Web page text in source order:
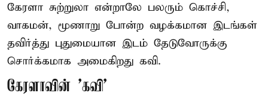
கேரளா சுற்றுலா என்றாலே பலரும் கொச்சி,
வாகமன், மூணாறு போன்ற வழக்கமான இடங்கள்
தவிர்த்து புதுமையான இடம் தேடுவோருக்கு
சொர்க்கமாக அமைகிறது கவி.
கேரளாவின் 'கவி'